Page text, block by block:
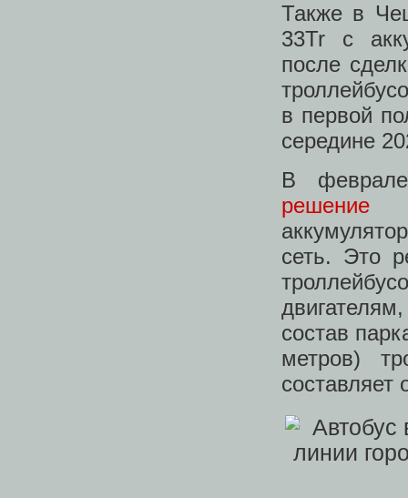
Также в
33Tr с
после
в первой
середине
В
решение
сеть. Это
состав
метров)
составляет